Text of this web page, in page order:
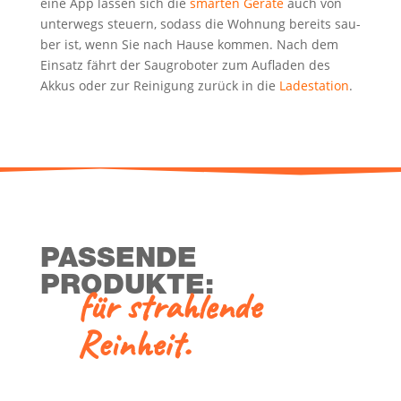
unter­wegs steu­ern, sodass die Woh­nung bereits sau­
ber ist, wenn Sie nach Hau­se kom­men. Nach dem
Ein­satz fährt der Saug­ro­bo­ter zum Auf­la­den des
Akkus oder zur Rei­ni­gung zurück in die Lade­sta­ti­on.
PAS­SEN­DE
PRODUKTE:
für strah­len­de
Reinheit.